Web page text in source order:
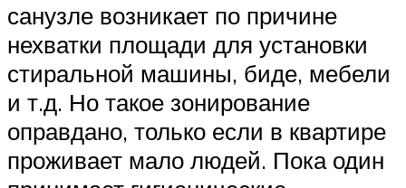
санузле возникает по причине
нехватки площади для установки
стиральной машины, биде, мебели
и т.д. Но такое зонирование
оправдано, только если в квартире
проживает мало людей. Пока один